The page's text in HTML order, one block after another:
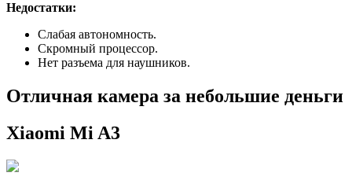
Недостатки:
Слабая автономность.
Скромный процессор.
Нет разъема для наушников.
Отличная камера за небольшие деньги
Xiaomi Mi A3